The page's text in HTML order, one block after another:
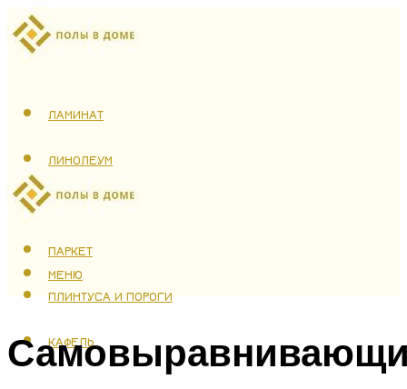
ЛАМИНАТ
ЛИНОЛЕУМ
ТЕПЛЫЙ ПОЛ
ПАРКЕТ
ПЛИНТУСА И ПОРОГИ
КАФЕЛЬ
МЕНЮ